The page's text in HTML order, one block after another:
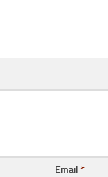
Email *